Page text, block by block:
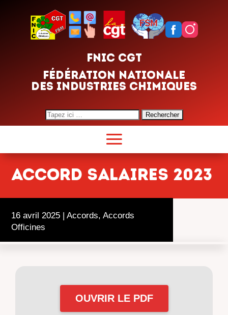
FNIC CGT
FÉDÉRATION NATIONALE
DES INDUSTRIES CHIMIQUES
Search
for:
ACCORD SALAIRES 2023
16 avril 2025 | Accords, Accords
Officines
OUVRIR LE PDF